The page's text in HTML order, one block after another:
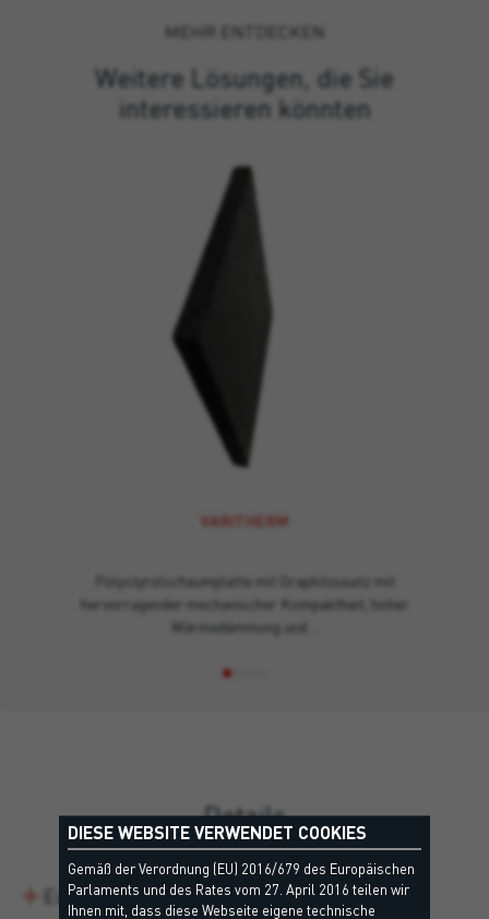
MEHR ENTDECKEN
Weitere Lösungen, die Sie
interessieren könnten
VARITHERM
Polystyrolschaumplatte mit Graphitzusatz mit
hervorragender mechanischer Kompaktheit, hoher
Wärmedämmung und…
Details
Eigenschaften
DIESE WEBSITE VERWENDET COOKIES
Gemäß der Verordnung (EU) 2016/679 des Europäischen
Parlaments und des Rates vom 27. April 2016 teilen wir
Ihnen mit, dass diese Webseite eigene technische